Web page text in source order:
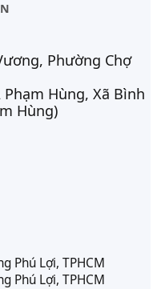
Phường Chợ
Phạm Hùng, Xã Bình
Hùng)
Phú Lợi, TPHCM
Phú Lợi, TPHCM